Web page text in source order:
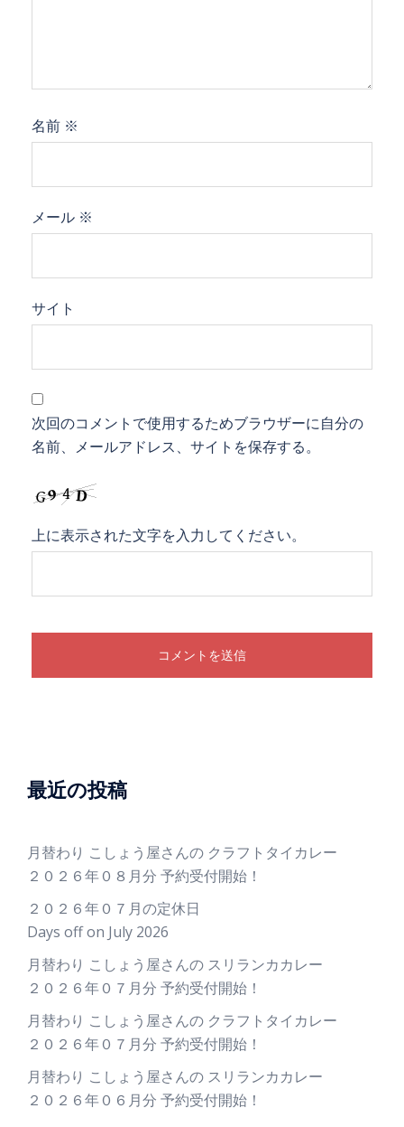
名前 ※
メール ※
サイト
次回のコメントで使用するためブラウザーに自分の
名前、メールアドレス、サイトを保存する。
上に表示された文字を入力してください。
最近の投稿
月替わり こしょう屋さんの クラフトタイカレー
２０２６年０８月分 予約受付開始！
２０２６年０７月の定休日
Days off on July 2026
月替わり こしょう屋さんの スリランカカレー
２０２６年０７月分 予約受付開始！
月替わり こしょう屋さんの クラフトタイカレー
２０２６年０７月分 予約受付開始！
月替わり こしょう屋さんの スリランカカレー
２０２６年０６月分 予約受付開始！